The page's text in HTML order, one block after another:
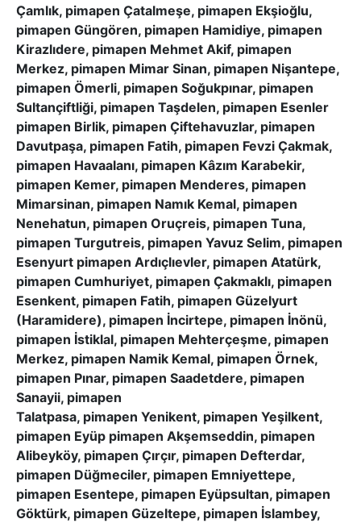
Çamlık, pimapen Çatalmeşe, pimapen Ekşioğlu,
pimapen Güngören, pimapen Hamidiye, pimapen
Kirazlıdere, pimapen Mehmet Akif, pimapen
Merkez, pimapen Mimar Sinan, pimapen Nişantepe,
pimapen Ömerli, pimapen Soğukpınar, pimapen
Sultançiftliği, pimapen Taşdelen, pimapen Esenler
pimapen Birlik, pimapen Çiftehavuzlar, pimapen
Davutpaşa, pimapen Fatih, pimapen Fevzi Çakmak,
pimapen Havaalanı, pimapen Kâzım Karabekir,
pimapen Kemer, pimapen Menderes, pimapen
Mimarsinan, pimapen Namık Kemal, pimapen
Nenehatun, pimapen Oruçreis, pimapen Tuna,
pimapen Turgutreis, pimapen Yavuz Selim, pimapen
Esenyurt pimapen Ardıçlıevler, pimapen Atatürk,
pimapen Cumhuriyet, pimapen Çakmaklı, pimapen
Esenkent, pimapen Fatih, pimapen Güzelyurt
(Haramidere), pimapen İncirtepe, pimapen İnönü,
pimapen İstiklal, pimapen Mehterçeşme, pimapen
Merkez, pimapen Namik Kemal, pimapen Örnek,
pimapen Pınar, pimapen Saadetdere, pimapen
Sanayii, pimapen
Talatpasa, pimapen Yenikent, pimapen Yeşilkent,
pimapen Eyüp pimapen Akşemseddin, pimapen
Alibeyköy, pimapen Çırçır, pimapen Defterdar,
pimapen Düğmeciler, pimapen Emniyettepe,
pimapen Esentepe, pimapen Eyüpsultan, pimapen
Göktürk, pimapen Güzeltepe, pimapen İslambey,